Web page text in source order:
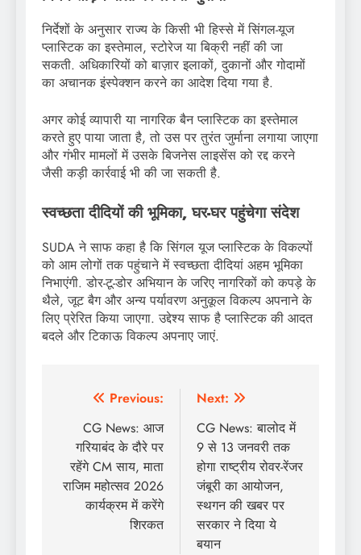
निर्देशों के अनुसार राज्य के किसी भी हिस्से में सिंगल-यूज
प्लास्टिक का इस्तेमाल, स्टोरेज या बिक्री नहीं की जा
सकती. अधिकारियों को बाज़ार इलाकों, दुकानों और गोदामों
का अचानक इंस्पेक्शन करने का आदेश दिया गया है.
अगर कोई व्यापारी या नागरिक बैन प्लास्टिक का इस्तेमाल
करते हुए पाया जाता है, तो उस पर तुरंत जुर्माना लगाया जाएगा
और गंभीर मामलों में उसके बिजनेस लाइसेंस को रद्द करने
जैसी कड़ी कार्रवाई भी की जा सकती है.
स्वच्छता दीदियों की भूमिका, घर-घर पहुंचेगा संदेश
SUDA ने साफ कहा है कि सिंगल यूज प्लास्टिक के विकल्पों
को आम लोगों तक पहुंचाने में स्वच्छता दीदियां अहम भूमिका
निभाएंगी. डोर-टू-डोर अभियान के जरिए नागरिकों को कपड़े के
थैले, जूट बैग और अन्य पर्यावरण अनुकूल विकल्प अपनाने के
लिए प्रेरित किया जाएगा. उद्देश्य साफ है प्लास्टिक की आदत
बदले और टिकाऊ विकल्प अपनाए जाएं.
Post
navigation
Previous:
CG News: आज
गरियाबंद के दौरे पर
रहेंगे CM साय, माता
राजिम महोत्सव 2026
कार्यक्रम में करेंगे
शिरकत
Next:
CG News: बालोद में
9 से 13 जनवरी तक
होगा राष्ट्रीय रोवर-रेंजर
जंबूरी का आयोजन,
स्थगन की खबर पर
सरकार ने दिया ये
बयान